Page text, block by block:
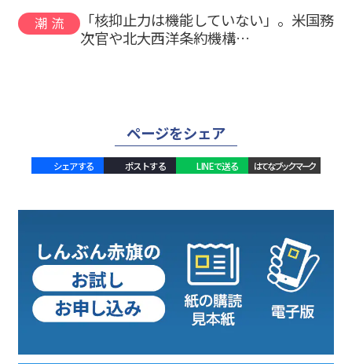
潮流
「核抑止力は機能していない」。米国務
次官や北大西洋条約機構…
ページをシェア
シェアする ポストする LINEで送る はてなブックマーク